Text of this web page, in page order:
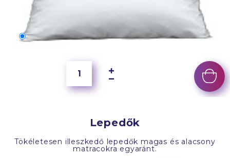
70x50 cm
Lepedők
Tökéletesen illeszkedő lepedők magas és alacsony
matracokra egyaránt.